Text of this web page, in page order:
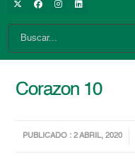
Corazon 10
PUBLICADO : 2 ABRIL, 2020